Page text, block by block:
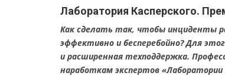
Лаборатория Касперского.
Как сделать так, чтобы инциденты
эффективно и бесперебойно? Для
и расширенная техподдержка.
наработкам экспертов